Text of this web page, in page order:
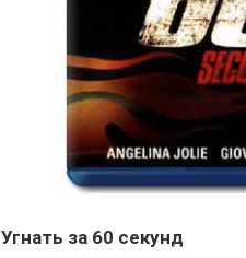
Угнать за 60 секунд